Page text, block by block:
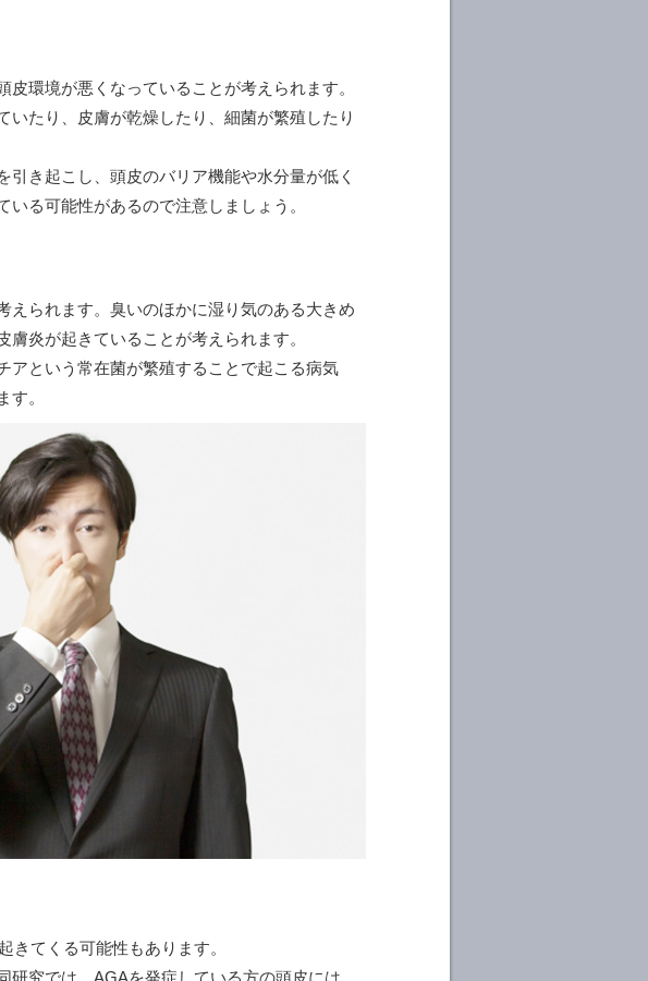
環境が悪くなっていることが考えられます。
いたり、皮膚が乾燥したり、細菌が繁殖したり
引き起こし、頭皮のバリア機能や水分量が低く
る可能性があるので注意しましょう。
えられます。臭いのほかに湿り気のある大きめ
炎が起きていることが考えられます。
アという常在菌が繁殖することで起こる病気
す。
きてくる可能性もあります。
究では、AGAを発症している方の頭皮には、